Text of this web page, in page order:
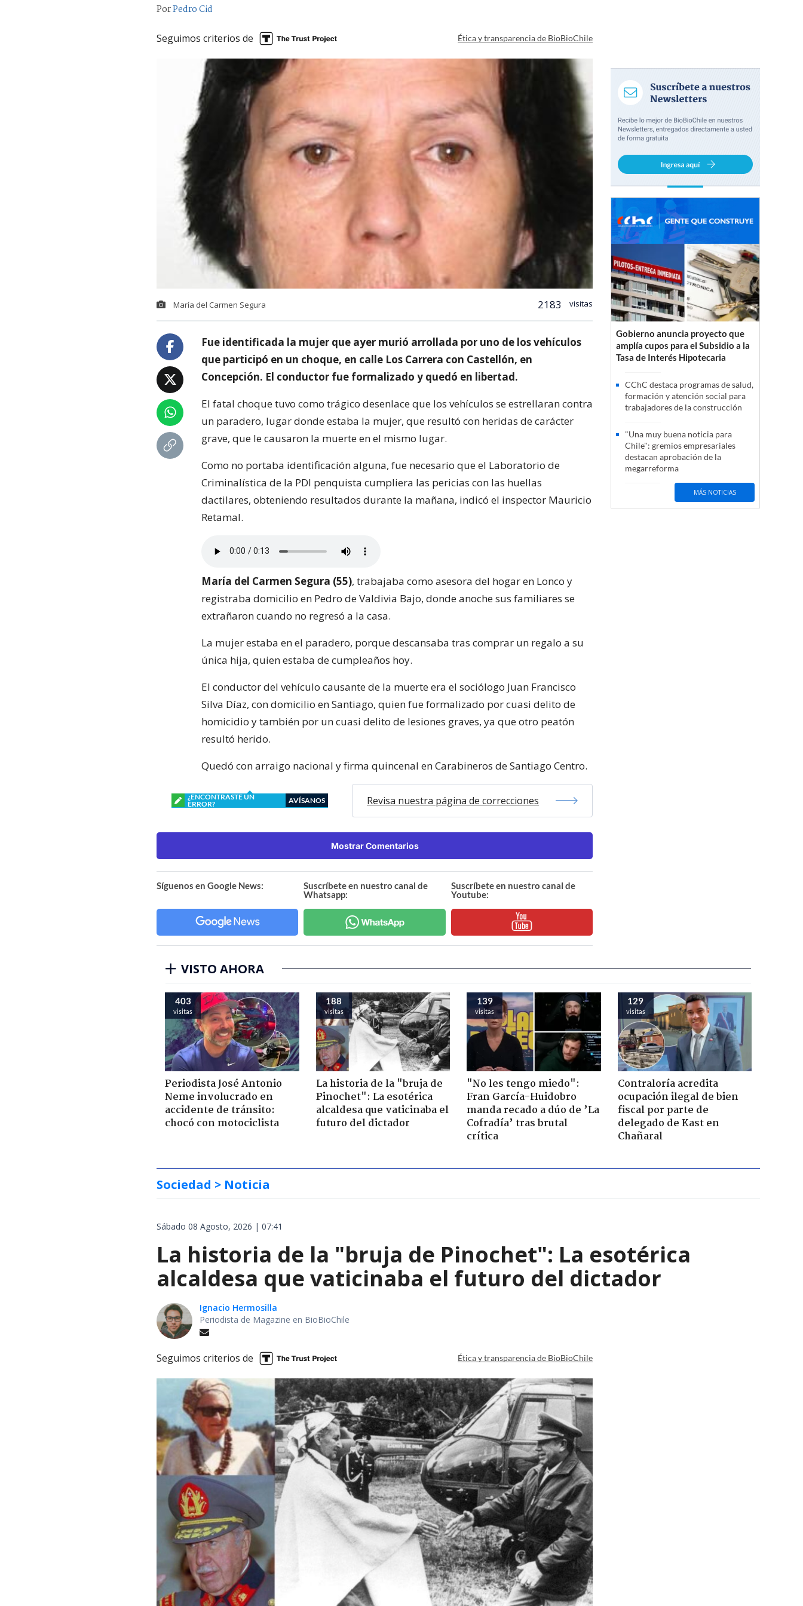
PorPedro Cid
Seguimos criterios de Ética y transparencia de BioBioChile
María del Carmen Segura 2183 visitas
Fue identificada la mujer que ayer murió arrollada por uno de los vehículos
que participó en un choque, en calle Los Carrera con Castellón, en
Concepción. El conductor fue formalizado y quedó en libertad.
El fatal choque tuvo como trágico desenlace que los vehículos se estrellaran contra
un paradero, lugar donde estaba la mujer, que resultó con heridas de carácter
grave, que le causaron la muerte en el mismo lugar.
Como no portaba identificación alguna, fue necesario que el Laboratorio de
Criminalística de la PDI penquista cumpliera las pericias con las huellas
dactilares, obteniendo resultados durante la mañana, indicó el inspector Mauricio
Retamal.
María del Carmen Segura (55), trabajaba como asesora del hogar en Lonco y
registraba domicilio en Pedro de Valdivia Bajo, donde anoche sus familiares se
extrañaron cuando no regresó a la casa.
La mujer estaba en el paradero, porque descansaba tras comprar un regalo a su
única hija, quien estaba de cumpleaños hoy.
El conductor del vehículo causante de la muerte era el sociólogo Juan Francisco
Silva Díaz, con domicilio en Santiago, quien fue formalizado por cuasi delito de
homicidio y también por un cuasi delito de lesiones graves, ya que otro peatón
resultó herido.
Quedó con arraigo nacional y firma quincenal en Carabineros de Santiago Centro.
¿ENCONTRASTE UN
ERROR?
AVÍSANOS Revisa nuestra página de correcciones
Mostrar Comentarios
Síguenos en Google News:
Suscríbete en nuestro canal de
Whatsapp:
Suscríbete en nuestro canal de
Youtube:
Gobierno anuncia proyecto que
amplía cupos para el Subsidio a la
Tasa de Interés Hipotecaria
CChC destaca programas de salud,
formación y atención social para
trabajadores de la construcción
"Una muy buena noticia para
Chile": gremios empresariales
destacan aprobación de la
megarreforma
MÁS NOTICIAS
VISTO AHORA
403
visitas
Periodista José Antonio
Neme involucrado en
accidente de tránsito:
chocó con motociclista
188
visitas
La historia de la "bruja de
Pinochet": La esotérica
alcaldesa que vaticinaba el
futuro del dictador
139
visitas
"No les tengo miedo":
Fran García-Huidobro
manda recado a dúo de ’La
Cofradía’ tras brutal
crítica
129
visitas
Contraloría acredita
ocupación ilegal de bien
fiscal por parte de
delegado de Kast en
Chañaral
Sociedad > Noticia
Sábado 08 Agosto, 2026 | 07:41
La historia de la "bruja de Pinochet": La esotérica
alcaldesa que vaticinaba el futuro del dictador
Ignacio Hermosilla
Periodista de Magazine en BioBioChile
Seguimos criterios de Ética y transparencia de BioBioChile